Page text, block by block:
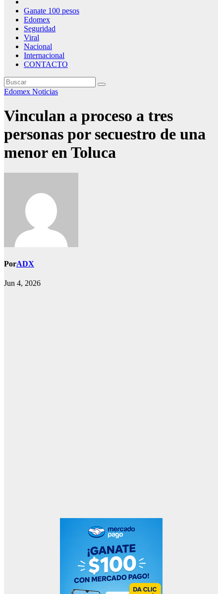
Ganate 100 pesos
Edomex
Seguridad
Viral
Nacional
Internacional
CONTACTO
Edomex Noticias
Vinculan a proceso a tres
personas por secuestro de una
menor en Toluca
PorADX
Jun 4, 2026